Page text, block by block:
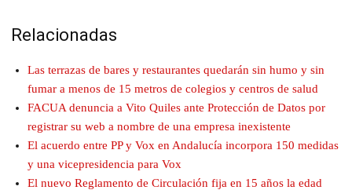
Relacionadas
Las terrazas de bares y restaurantes quedarán sin humo y sin
fumar a menos de 15 metros de colegios y centros de salud
FACUA denuncia a Vito Quiles ante Protección de Datos por
registrar su web a nombre de una empresa inexistente
El acuerdo entre PP y Vox en Andalucía incorpora 150 medidas
y una vicepresidencia para Vox
El nuevo Reglamento de Circulación fija en 15 años la edad